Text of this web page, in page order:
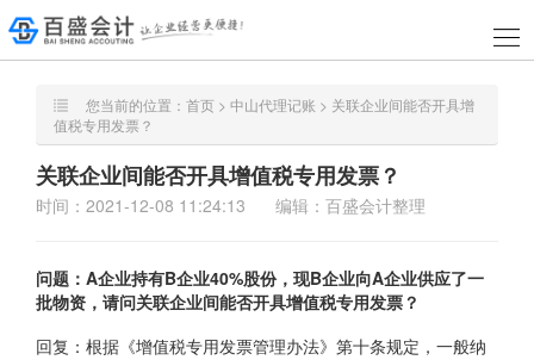
您当前的位置： 首页 > 中山代理记账 > 关联企业间能否开具增
值税专用发票？
关联企业间能否开具增值税专用发票？
时间：2021-12-08 11:24:13 编辑：百盛会计整理
问题：A企业持有B企业40%股份，现B企业向A企业供应了一
批物资，请问关联企业间能否开具增值税专用发票？
回复：根据《增值税专用发票管理办法》第十条规定，一般纳